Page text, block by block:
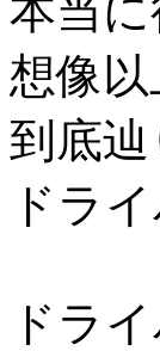
本当
想像
到底
ドラ
ドラ